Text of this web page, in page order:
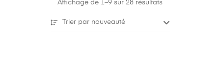
Affichage de 1–9 sur 28 résultats
Trier par nouveauté